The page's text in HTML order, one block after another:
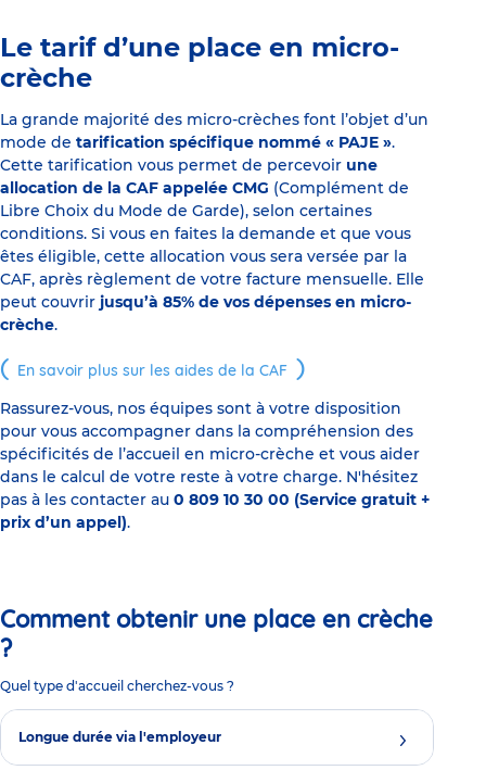
Le tarif d’une place en micro-
crèche
La grande majorité des micro-crèches font l’objet d’un
mode de tarification spécifique nommé « PAJE ».
Cette tarification vous permet de percevoir une
allocation de la CAF appelée CMG (Complément de
Libre Choix du Mode de Garde), selon certaines
conditions. Si vous en faites la demande et que vous
êtes éligible, cette allocation vous sera versée par la
CAF, après règlement de votre facture mensuelle. Elle
peut couvrir jusqu’à 85% de vos dépenses en micro-
crèche.
En savoir plus sur les aides de la CAF
Rassurez-vous, nos équipes sont à votre disposition
pour vous accompagner dans la compréhension des
spécificités de l’accueil en micro-crèche et vous aider
dans le calcul de votre reste à votre charge. N'hésitez
pas à les contacter au 0 809 10 30 00 (Service gratuit +
prix d’un appel).
Comment obtenir une place en crèche
?
Quel type d'accueil cherchez-vous ?
Longue durée via l'employeur